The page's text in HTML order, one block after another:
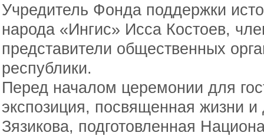
Учредитель Фонда поддержки
народа «Ингис» Исса Костоев,
представители общественных
республики.
Перед началом церемонии для
экспозиция, посвященная жизни
Зязикова, подготовленная